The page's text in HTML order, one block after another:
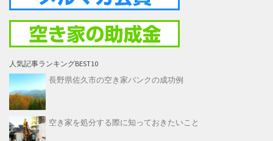
人気記事ランキングBEST10
長野県佐久市の空き家バンクの成功例
空き家を処分する際に知っておきたいこと